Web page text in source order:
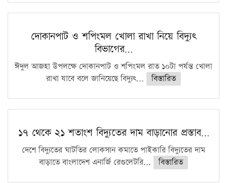
দোকানপাট ও শপিংমল খোলা রাখা নিয়ে বিদ্যুৎ
বিভাগের…
ঈদুল আজহা উপলক্ষে দোকানপাট ও শপিংমল রাত ১০টা পর্যন্ত খোলা
রাখা যাবে বলে জানিয়েছে বিদ্যুৎ...
বিস্তারিত
১৭ থেকে ২১ শতাংশ বিদ্যুতের দাম বাড়ানোর প্রস্তাব…
দেশে বিদ্যুতের ঘাটতির লোকসান কমাতে পাইকারি বিদ্যুতের দাম
বাড়াতে বাংলাদেশ এনার্জি রেগুলেটরি...
বিস্তারিত